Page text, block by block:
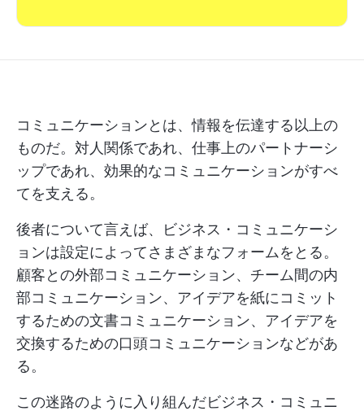
コミュニケーションとは、情報を伝達する以上の
ものだ。対人関係であれ、仕事上のパートナーシ
ップであれ、効果的なコミュニケーションがすべ
てを支える。
後者について言えば、ビジネス・コミュニケーシ
ョンは設定によってさまざまなフォームをとる。
顧客との外部コミュニケーション、チーム間の内
部コミュニケーション、アイデアを紙にコミット
するための文書コミュニケーション、アイデアを
交換するための口頭コミュニケーションなどがあ
る。
この迷路のように入り組んだビジネス・コミュニ